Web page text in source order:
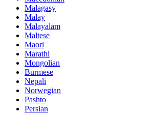
Malagasy
Malay
Malayalam
Maltese
Maori
Marathi
Mongolian
Burmese
Nepali
Norwegian
Pashto
Persian